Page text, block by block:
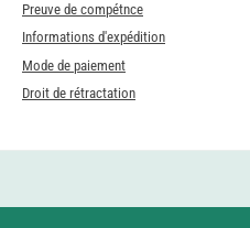
Preuve de compétnce
Informations d'expédition
Mode de paiement
Droit de rétractation